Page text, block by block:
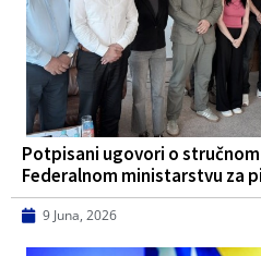
Potpisani ugovori o
Federalnom ministarstvu za
9 Juna, 2026